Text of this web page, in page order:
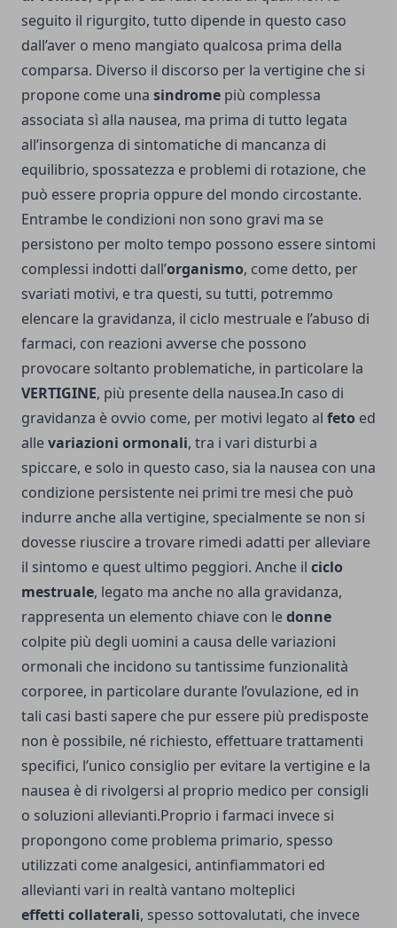
seguito il rigurgito, tutto dipende in questo caso
dall’aver o meno mangiato qualcosa prima della
comparsa. Diverso il discorso per la vertigine che si
propone come una sindrome più complessa
associata sì alla nausea, ma prima di tutto legata
all’insorgenza di sintomatiche di mancanza di
equilibrio, spossatezza e problemi di rotazione, che
può essere propria oppure del mondo circostante.
Entrambe le condizioni non sono gravi ma se
persistono per molto tempo possono essere sintomi
complessi indotti dall’organismo, come detto, per
svariati motivi, e tra questi, su tutti, potremmo
elencare la gravidanza, il ciclo mestruale e l’abuso di
farmaci, con reazioni avverse che possono
provocare soltanto problematiche, in particolare la
VERTIGINE, più presente della nausea.In caso di
gravidanza è ovvio come, per motivi legato al feto ed
allevariazioni ormonali, tra i vari disturbi a
spiccare, e solo in questo caso, sia la nausea con una
condizione persistente nei primi tre mesi che può
indurre anche alla vertigine, specialmente se non si
dovesse riuscire a trovare rimedi adatti per alleviare
il sintomo e quest ultimo peggiori. Anche il ciclo
mestruale, legato ma anche no alla gravidanza,
rappresenta un elemento chiave con ledonne
colpite più degli uomini a causa delle variazioni
ormonali che incidono su tantissime funzionalità
corporee, in particolare durante l’ovulazione, ed in
tali casi basti sapere che pur essere più predisposte
non è possibile, né richiesto, effettuare trattamenti
specifici, l’unico consiglio per evitare la vertigine e la
nausea è di rivolgersi al proprio medico per consigli
o soluzioni allevianti.Proprio i farmaci invece si
propongono come problema primario, spesso
utilizzati come analgesici, antinfiammatori ed
allevianti vari in realtà vantano molteplici
effetti collaterali, spesso sottovalutati, che invece